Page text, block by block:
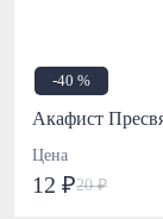
-40 %
Акафист
Цена
12 ₽20 ₽